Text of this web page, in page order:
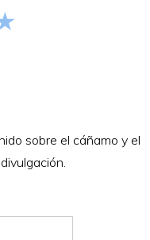
sobre el cáñamo y el